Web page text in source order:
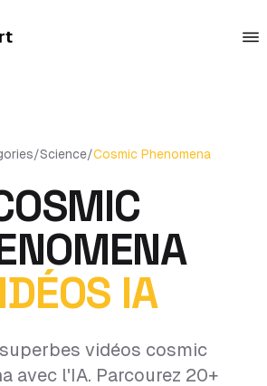
/Science/Cosmic Phenomena
IA
vidéos cosmic
avec l'IA. Parcourez 20+